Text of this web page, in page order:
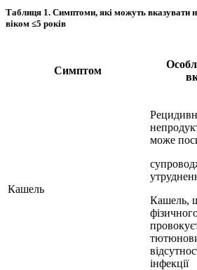
Таблиця 1. Симптоми, які можуть вказувати
віком ≤5 років
Симптом
Кашель
може
Кашель,
інфекції